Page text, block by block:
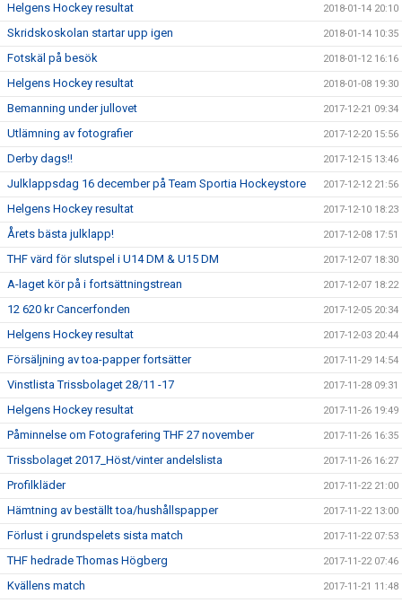
Helgens Hockey resultat 2018-01-14 20:10
Skridskoskolan startar upp igen 2018-01-14 10:35
Fotskäl på besök 2018-01-12 16:16
Helgens Hockey resultat 2018-01-08 19:30
Bemanning under jullovet 2017-12-21 09:34
Utlämning av fotografier 2017-12-20 15:56
Derby dags!! 2017-12-15 13:46
Julklappsdag 16 december på Team Sportia Hockeystore 2017-12-12 21:56
Helgens Hockey resultat 2017-12-10 18:23
Årets bästa julklapp! 2017-12-08 17:51
THF värd för slutspel i U14 DM & U15 DM 2017-12-07 18:30
A-laget kör på i fortsättningstrean 2017-12-07 18:22
12 620 kr Cancerfonden 2017-12-05 20:34
Helgens Hockey resultat 2017-12-03 20:44
Försäljning av toa-papper fortsätter 2017-11-29 14:54
Vinstlista Trissbolaget 28/11 -17 2017-11-28 09:31
Helgens Hockey resultat 2017-11-26 19:49
Påminnelse om Fotografering THF 27 november 2017-11-26 16:35
Trissbolaget 2017_Höst/vinter andelslista 2017-11-26 16:27
Profilkläder 2017-11-22 21:00
Hämtning av beställt toa/hushållspapper 2017-11-22 13:00
Förlust i grundspelets sista match 2017-11-22 07:53
THF hedrade Thomas Högberg 2017-11-22 07:46
Kvällens match 2017-11-21 11:48